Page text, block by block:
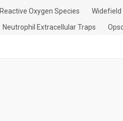
Reactive Oxygen Species
Widefield
Neutrophil Extracellular Traps